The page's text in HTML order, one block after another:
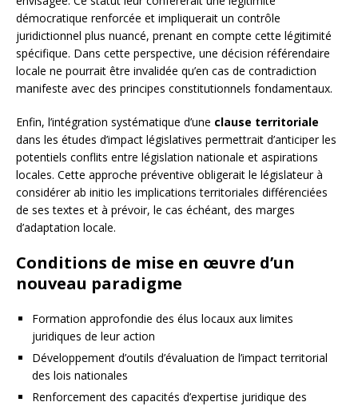
démocratique renforcée et impliquerait un contrôle
juridictionnel plus nuancé, prenant en compte cette légitimité
spécifique. Dans cette perspective, une décision référendaire
locale ne pourrait être invalidée qu’en cas de contradiction
manifeste avec des principes constitutionnels fondamentaux.
Enfin, l’intégration systématique d’une clause territoriale
dans les études d’impact législatives permettrait d’anticiper les
potentiels conflits entre législation nationale et aspirations
locales. Cette approche préventive obligerait le législateur à
considérer ab initio les implications territoriales différenciées
de ses textes et à prévoir, le cas échéant, des marges
d’adaptation locale.
Conditions de mise en œuvre d’un
nouveau paradigme
Formation approfondie des élus locaux aux limites
juridiques de leur action
Développement d’outils d’évaluation de l’impact territorial
des lois nationales
Renforcement des capacités d’expertise juridique des